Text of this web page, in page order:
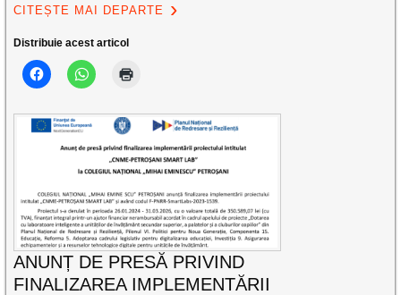
CITEȘTE MAI DEPARTE
Distribuie acest articol
ANUNȚ DE PRESĂ PRIVIND
FINALIZAREA IMPLEMENTĂRII